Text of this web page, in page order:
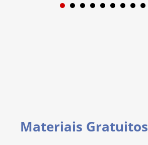
1
Materiais Gratuitos